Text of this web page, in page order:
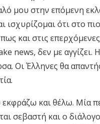
μου στην επόμενη
ότι στο
και στις
news, δεν με αγγίζει.
Οι Έλληνες θα
και θέλω. Μία
σεβαστή και ο